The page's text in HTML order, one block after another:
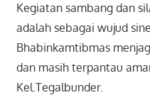
Kegiatan sambang dan
adalah sebagai wujud
Bhabinkamtibmas
dan masih terpantau
Kel.Tegalbunder.